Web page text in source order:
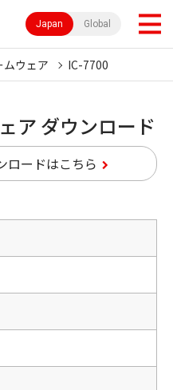
Japan Global
ムウェア IC-7700
ア ダウンロード
ロードはこちら